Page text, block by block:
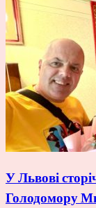
У Львові
Голодомору